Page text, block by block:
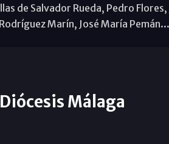
de Salvador Rueda, Pedro Flores,
Marín, José María Pemán...
Diócesis Málaga